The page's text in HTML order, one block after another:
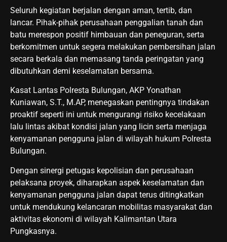
Seluruh kegiatan berjalan dengan aman, tertib, dan
lancar. Pihak-pihak perusahaan penggalian tanah dan
batu merespon positif himbauan dan peneguran, serta
berkomitmen untuk segera melakukan pembersihan jalan
secara berkala dan memasang tanda peringatan yang
dibutuhkan demi keselamatan bersama.
Kasat Lantas Polresta Bulungan, AKP Yonathan
Kuniawan, S.T., M.AP, menegaskan pentingnya tindakan
proaktif seperti ini untuk mengurangi risiko kecelakaan
lalu lintas akibat kondisi jalan yang licin serta menjaga
kenyamanan pengguna jalan di wilayah hukum Polresta
Bulungan.
Dengan sinergi petugas kepolisian dan perusahaan
pelaksana proyek, diharapkan aspek keselamatan dan
kenyamanan pengguna jalan dapat terus ditingkatkan
untuk mendukung kelancaran mobilitas masyarakat dan
aktivitas ekonomi di wilayah Kalimantan Utara
Pungkasnya.